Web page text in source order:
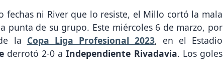
fechas ni River que lo resiste, el Millo cortó la mala
punta de su grupo. Este miércoles 6 de marzo, por
la Copa Liga Profesional 2023, en el Estadio
derrotó 2-0 aIndependiente Rivadavia. Los goles